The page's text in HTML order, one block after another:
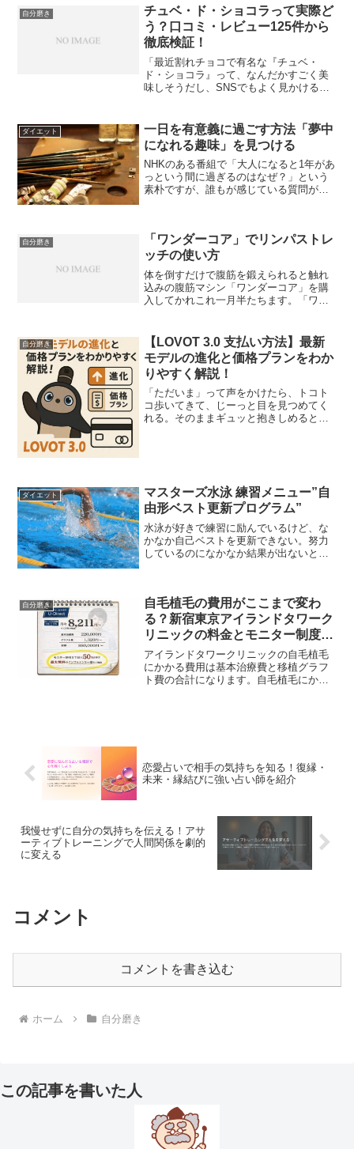
自分磨き
チュベ・ド・ショコラって実際ど
う？口コミ・レビュー125件から
徹底検証！
「最近割れチョコで有名な『チュベ・
ド・ショコラ』って、なんだかすごく美
味しそうだし、SNSでもよく見かけるけ
だな…」そう思っているあなた、すごく
よく分かります！ だっ...
ダイエット
一日を有意義に過ごす方法「夢中
になれる趣味」を見つける
NHKのある番組で「大人になると1年があ
っという間に過ぎるのはなぜ？」という
素朴ですが、誰もが感じている質問があ
という間に1年が過...
自分磨き
「ワンダーコア」でリンパストレ
ッチの使い方
体を倒すだけで腹筋を鍛えられると触れ
込みの腹筋マシン「ワンダーコア」を購
入してかれこれ一月半たちます。「ワン
に使い、リンパの流れをよくすること
で、体調と自律神経を整え、...
自分磨き
【LOVOT 3.0 支払い方法】最新
モデルの進化と価格プランをわか
りやすく解説！
「ただいま」って声をかけたら、トコト
コ歩いてきて、じーっと目を見つめてく
れる。そのままギュッと抱きしめると、
ダイエット
マスターズ水泳 練習メニュー”自
由形ベスト更新プログラム”
水泳が好きで練習に励んでいるけど、な
かなか自己ベストを更新できない。努力
しているのになかなか結果が出ないと悩
山口先生は、北京オリン...
自分磨き
自毛植毛の費用がここまで変わ
る？新宿東京アイランドタワーク
リニックの料金とモニター制度ま
とめ
アイランドタワークリニックの自毛植毛
にかかる費用は基本治療費と移植グラフ
ト費の合計になります。自毛植毛にかか
恋愛占いで相手の気持ちを知る！復縁・
未来・縁結びに強い占い師を紹介
我慢せずに自分の気持ちを伝える！アサ
ーティブトレーニングで人間関係を劇的
に変える
コメント
コメントを書き込む
ホーム 自分磨き
この記事を書いた人